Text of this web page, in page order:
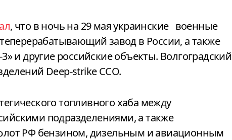
, что в ночь на 29 мая украинские военные
завод в России, а также
и другие российские объекты. Волгоградский
Deep-strike ССО.
топливного хаба между
подразделениями, а также
РФ бензином, дизельным и авиационным